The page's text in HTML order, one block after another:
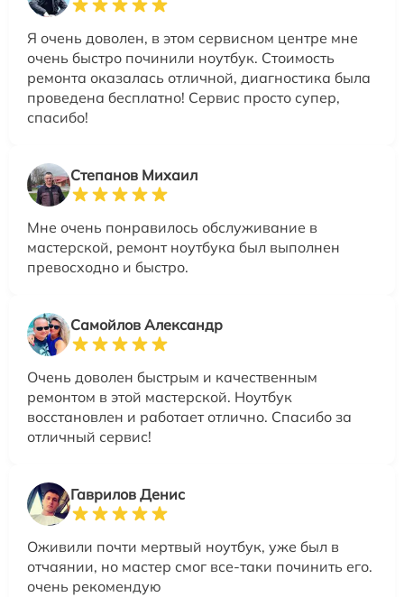
Я очень доволен, в этом сервисном центре мне
очень быстро починили ноутбук. Стоимость
ремонта оказалась отличной, диагностика была
проведена бесплатно! Сервис просто супер,
спасибо!
Степанов Михаил
Мне очень понравилось обслуживание в
мастерской, ремонт ноутбука был выполнен
превосходно и быстро.
Самойлов Александр
Очень доволен быстрым и качественным
ремонтом в этой мастерской. Ноутбук
восстановлен и работает отлично. Спасибо за
отличный сервис!
Гаврилов Денис
Оживили почти мертвый ноутбук, уже был в
отчаянии, но мастер смог все-таки починить его.
очень рекомендую